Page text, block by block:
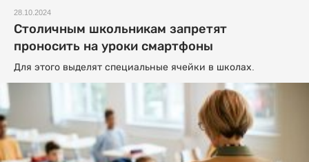
28.10.2024
Столичным школьникам запретят
проносить на уроки смартфоны
Для этого выделят специальные ячейки в школах.